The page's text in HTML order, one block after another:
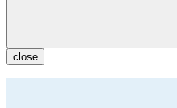
close